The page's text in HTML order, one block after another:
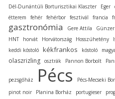
Dél-Dunántúli Borturisztikai Klaszter
Eger
étterem
fehér fehérbor fesztivál francia
gasztronómia Gere Attila Günzer
HNT
horvát Horvátország Hosszúhetény
keddi kóstoló kékfrankos kóstoló
olaszrizling osztrák Pannon Borbolt
pezsgőház Pécs Pécs-Mecseki
pinot noir Planina Borház portugieser